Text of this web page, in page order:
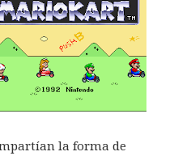
la forma de